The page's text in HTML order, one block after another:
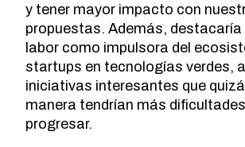
y tener mayor impacto con
propuestas. Además, destacaría
labor como impulsora del
startups en tecnologías verdes,
iniciativas interesantes que
manera tendrían más
progresar.